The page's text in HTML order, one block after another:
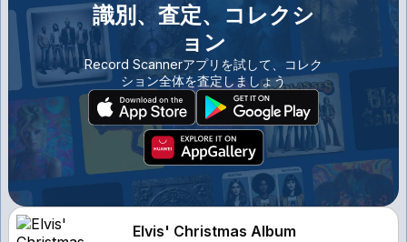
識別、査定、コレクシ
ョン
Record Scannerアプリを試して、コレク
ション全体を査定しましょう
Elvis' Christmas Album